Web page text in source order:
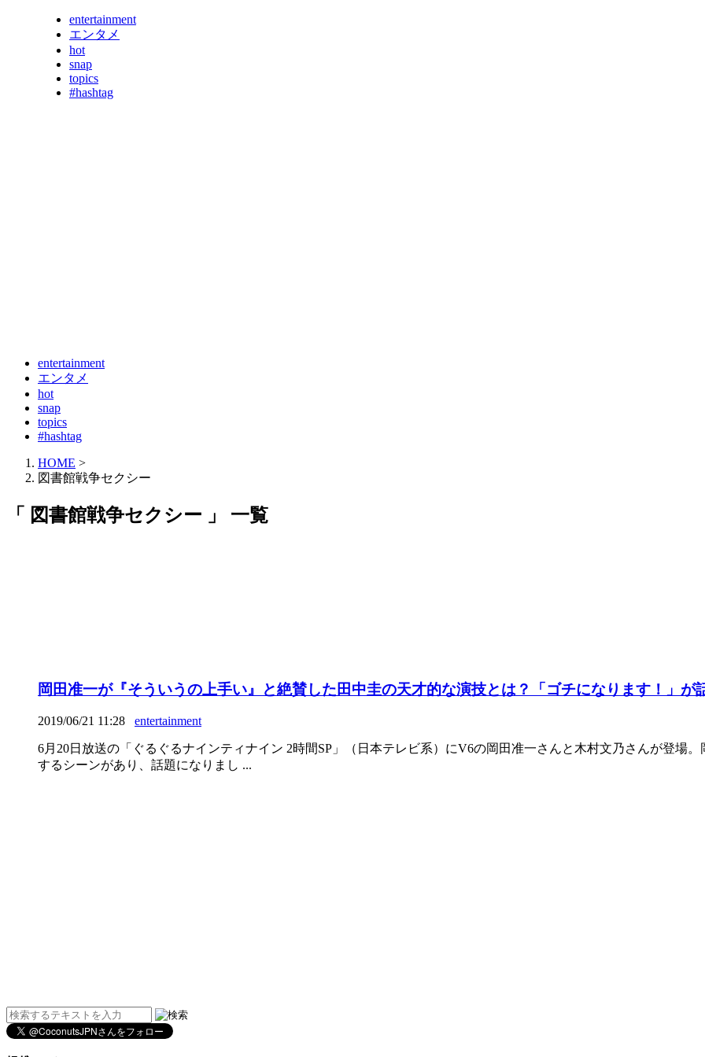
entertainment
エンタメ
hot
snap
topics
#hashtag
entertainment
エンタメ
hot
snap
topics
#hashtag
HOME >
図書館戦争セクシー
「 図書館戦争セクシー 」 一覧
岡田准一が『そういうの上手い』と絶賛した田中圭の天才的な演技とは？「ゴチになります！」が
2019/06/21 11:28 entertainment
6月20日放送の「ぐるぐるナインティナイン 2時間SP」（日本テレビ系）にV6の岡田准一さんと木村文乃さんが登場
するシーンがあり、話題になりまし ...